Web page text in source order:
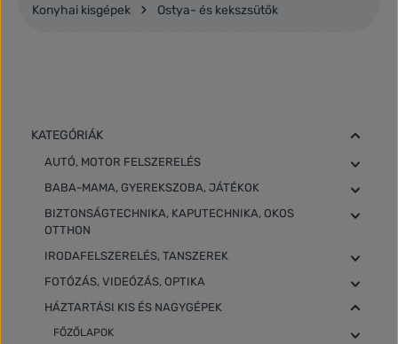
Konyhai kisgépek
Ostya- és kekszsütők
KATEGÓRIÁK
AUTÓ, MOTOR FELSZERELÉS
BABA-MAMA, GYEREKSZOBA, JÁTÉKOK
BIZTONSÁGTECHNIKA, KAPUTECHNIKA, OKOS
OTTHON
IRODAFELSZERELÉS, TANSZEREK
FOTÓZÁS, VIDEÓZÁS, OPTIKA
HÁZTARTÁSI KIS ÉS NAGYGÉPEK
FŐZŐLAPOK